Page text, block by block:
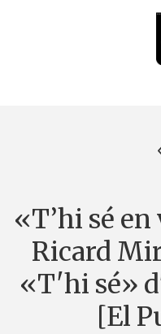
«T’hi sé
Ricard
«T'hi sé»
[El